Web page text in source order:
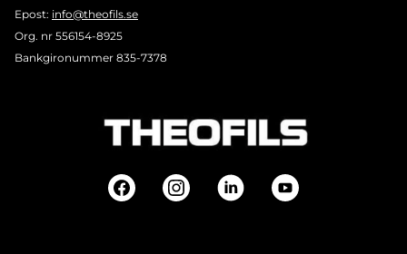
Epost: info@theofils.se
Org. nr 556154-8925
Bankgironummer 835-7378